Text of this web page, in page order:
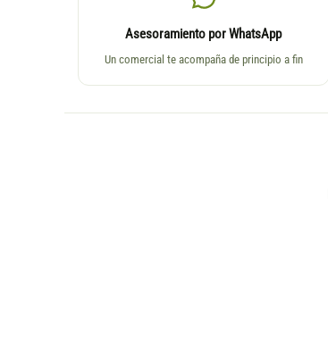
Asesoramiento por WhatsApp
Un comercial te acompaña de principio a fin